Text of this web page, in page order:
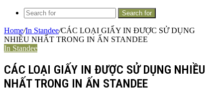
Search for
Home/In Standee/CÁC LOẠI GIẤY IN ĐƯỢC SỬ DỤNG
NHIỀU NHẤT TRONG IN ẤN STANDEE
In Standee
CÁC LOẠI GIẤY IN ĐƯỢC SỬ DỤNG NHIỀU
NHẤT TRONG IN ẤN STANDEE